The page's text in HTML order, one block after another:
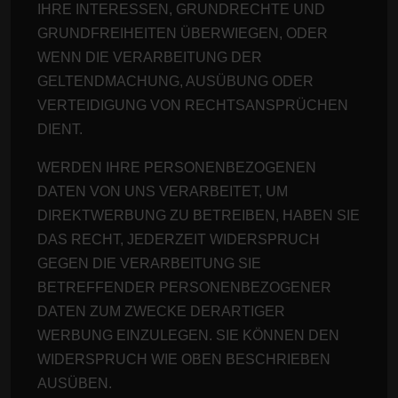
IHRE INTERESSEN, GRUNDRECHTE UND
GRUNDFREIHEITEN ÜBERWIEGEN, ODER
WENN DIE VERARBEITUNG DER
GELTENDMACHUNG, AUSÜBUNG ODER
VERTEIDIGUNG VON RECHTSANSPRÜCHEN
DIENT.
WERDEN IHRE PERSONENBEZOGENEN
DATEN VON UNS VERARBEITET, UM
DIREKTWERBUNG ZU BETREIBEN, HABEN SIE
DAS RECHT, JEDERZEIT WIDERSPRUCH
GEGEN DIE VERARBEITUNG SIE
BETREFFENDER PERSONENBEZOGENER
DATEN ZUM ZWECKE DERARTIGER
WERBUNG EINZULEGEN. SIE KÖNNEN DEN
WIDERSPRUCH WIE OBEN BESCHRIEBEN
AUSÜBEN.